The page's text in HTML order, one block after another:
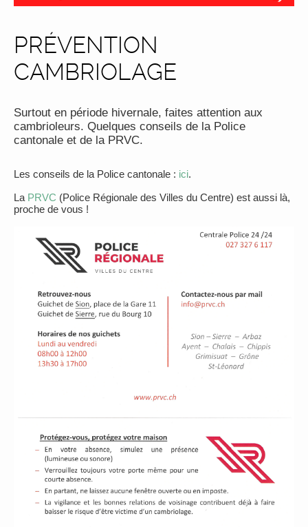
PRÉVENTION
CAMBRIOLAGE
Surtout en période hivernale, faites attention aux
cambrioleurs. Quelques conseils de la Police
cantonale et de la PRVC.
Les conseils de la Police cantonale : ici.
La PRVC (Police Régionale des Villes du Centre) est aussi là,
proche de vous !